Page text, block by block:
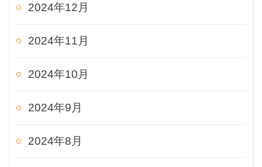
2024年12月
2024年11月
2024年10月
2024年9月
2024年8月